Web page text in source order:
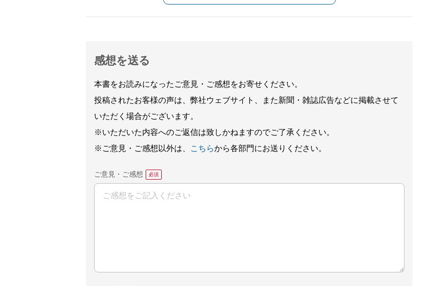
感想を送る
本書をお読みになったご意見・ご感想をお寄せください。
投稿されたお客様の声は、弊社ウェブサイト、また新聞・雑誌広告などに掲載させて
いただく場合がございます。
※いただいた内容へのご返信は致しかねますのでご了承ください。
※ご意見・ご感想以外は、
こちらから各部門にお送りください。
ご意見・ご感想